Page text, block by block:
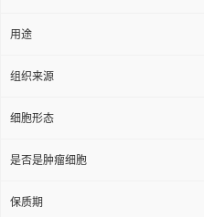
用途
组织来源
细胞形态
是否是肿瘤细胞
保质期